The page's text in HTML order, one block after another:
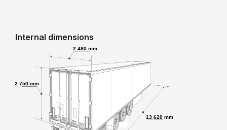
Internal dimensions
2 480 mm
2 750 mm
13 620 mm